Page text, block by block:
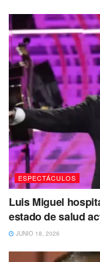
La colaboración no
para innovar
la habilidad deKarol
diferentes estilos
ESPECTÁCULOS
Luis Miguel
estado de salud
JUNIO 18, 2026